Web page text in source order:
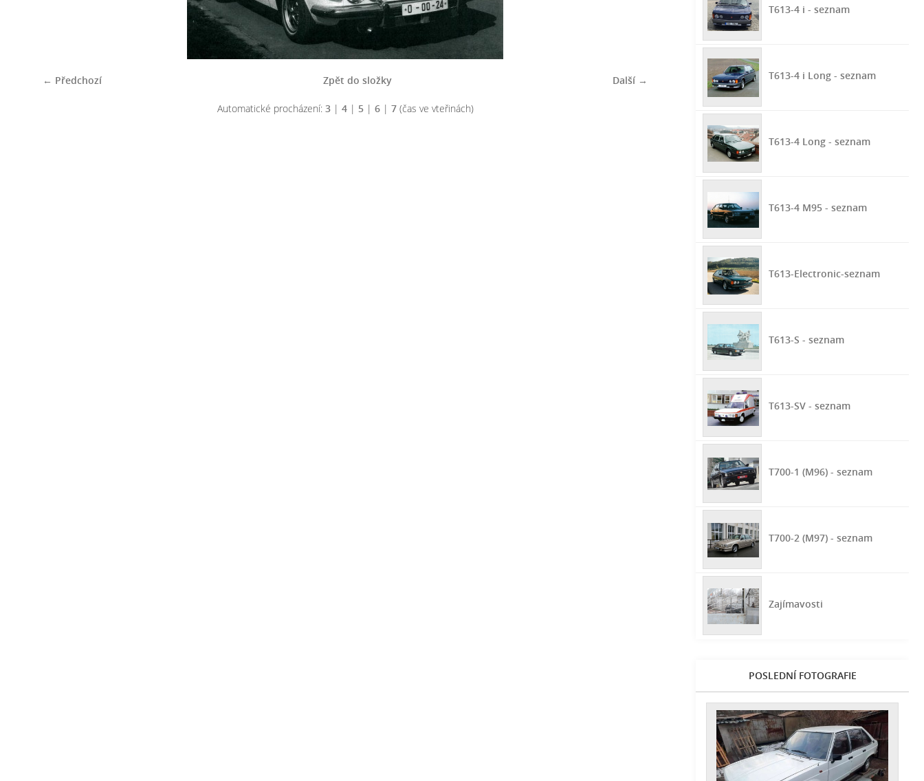
← Předchozí Další →
Zpět do složky
Automatické procházení: 3| 4| 5| 6| 7(čas ve vteřinách)
T613-4 i - seznam
T613-4 i Long - seznam
T613-4 Long - seznam
T613-4 M95 - seznam
T613-Electronic-seznam
T613-S - seznam
T613-SV - seznam
T700-1 (M96) - seznam
T700-2 (M97) - seznam
Zajímavosti
POSLEDNÍ FOTOGRAFIE